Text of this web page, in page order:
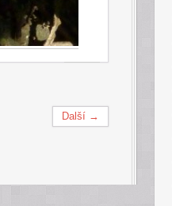
Další →